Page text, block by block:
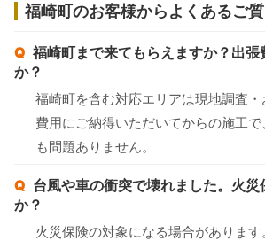
福崎町のお客様からよくあるご
福崎町まで来てもらえますか？出張
か？
福崎町を含む対応エリアは現地調査・
費用にご納得いただいてからの施工
も問題ありません。
台風や車の衝突で壊れました。火
か？
火災保険の対象になる場合がありま